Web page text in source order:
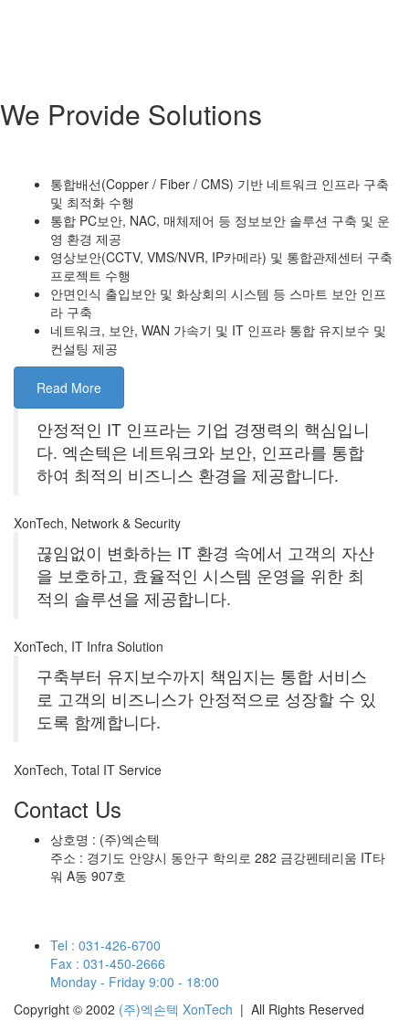
We Provide Solutions
통합배선(Copper / Fiber / CMS) 기반 네트워크 인프라 구축
및 최적화 수행
통합 PC보안, NAC, 매체제어 등 정보보안 솔루션 구축 및 운
영 환경 제공
영상보안(CCTV, VMS/NVR, IP카메라) 및 통합관제센터 구축
프로젝트 수행
안면인식 출입보안 및 화상회의 시스템 등 스마트 보안 인프
라 구축
네트워크, 보안, WAN 가속기 및 IT 인프라 통합 유지보수 및
컨설팅 제공
Read More
안정적인 IT 인프라는 기업 경쟁력의 핵심입니
다. 엑손텍은 네트워크와 보안, 인프라를 통합
하여 최적의 비즈니스 환경을 제공합니다.
XonTech, Network & Security
끊임없이 변화하는 IT 환경 속에서 고객의 자산
을 보호하고, 효율적인 시스템 운영을 위한 최
적의 솔루션을 제공합니다.
XonTech, IT Infra Solution
구축부터 유지보수까지 책임지는 통합 서비스
로 고객의 비즈니스가 안정적으로 성장할 수 있
도록 함께합니다.
XonTech, Total IT Service
Contact Us
상호명 : (주)엑손텍
주소 : 경기도 안양시 동안구 학의로 282 금강펜테리움 IT타
워 A동 907호
Tel : 031-426-6700
Fax : 031-450-2666
Monday - Friday 9:00 - 18:00
Copyright © 2002 (주)엑손텍 XonTech | All Rights Reserved